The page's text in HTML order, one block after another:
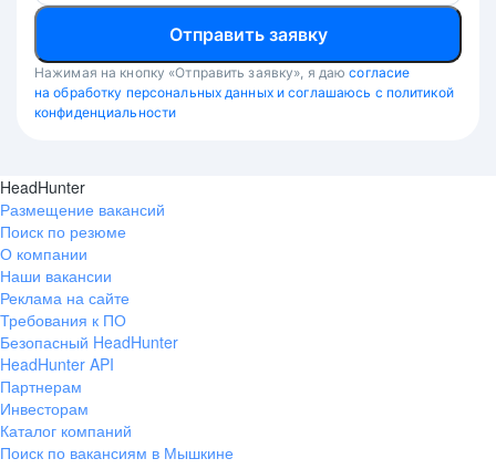
Отправить заявку
Нажимая на кнопку «Отправить заявку», я даю согласие
на обработку персональных данных и соглашаюсь с политикой
конфиденциальности
HeadHunter
Размещение вакансий
Поиск по резюме
О компании
Наши вакансии
Реклама на сайте
Требования к ПО
Безопасный HeadHunter
HeadHunter API
Партнерам
Инвесторам
Каталог компаний
Поиск по вакансиям в Мышкине